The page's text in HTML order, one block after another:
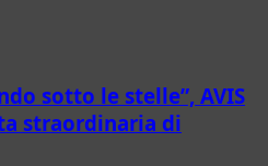
sotto le stelle”, AVIS
straordinaria di